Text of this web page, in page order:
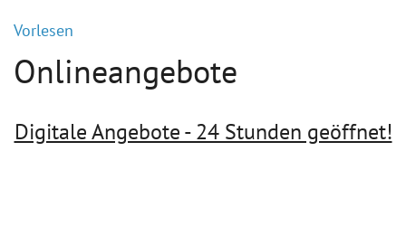
Vorlesen
Onlineangebote
Digitale Angebote - 24 Stunden geöffnet!